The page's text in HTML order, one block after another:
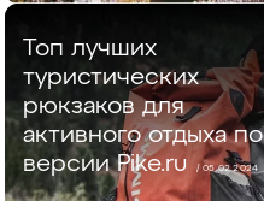
Топ лучших
туристических
рюкзаков для
активного отдыха по
версии Pike.ru / 05.02.2024